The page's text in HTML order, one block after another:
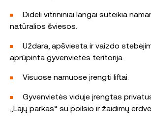
Dideli vitrininiai langai suteikia
natūralios šviesos.
Uždara, apšviesta ir vaizdo
aprūpinta gyvenvietės teritorija.
Visuose namuose įrengti liftai.
Gyvenvietės viduje įrengtas
„Lajų parkas“ su poilsio ir žaidimų